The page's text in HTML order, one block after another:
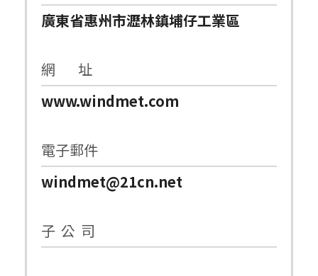
廣東省惠州市瀝林鎮埔仔工業區
網 址
www.windmet.com
電子郵件
windmet@21cn.net
子 公 司